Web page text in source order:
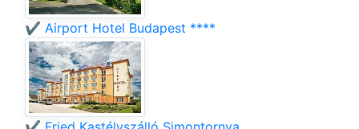
✔️ Airport Hotel Budapest ****